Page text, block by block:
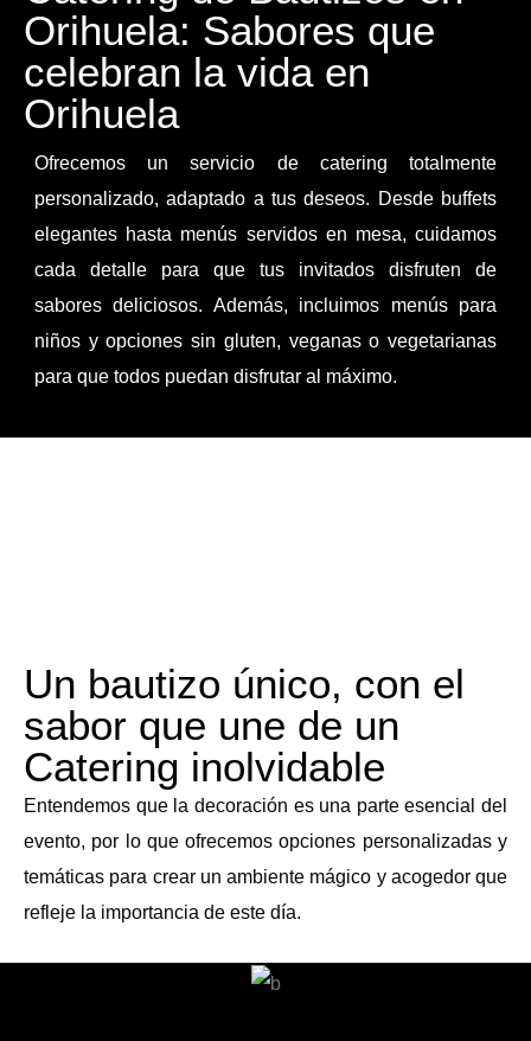
Orihuela: Sabores que
celebran la vida en
Orihuela
Ofrecemos un servicio de catering totalmente
personalizado, adaptado a tus deseos. Desde buffets
elegantes hasta menús servidos en mesa, cuidamos
cada detalle para que tus invitados disfruten de
sabores deliciosos. Además, incluimos menús para
niños y opciones sin gluten, veganas o vegetarianas
para que todos puedan disfrutar al máximo.
Un bautizo único, con el
sabor que une de un
Catering inolvidable
Entendemos que la decoración es una parte esencial del
evento, por lo que ofrecemos opciones personalizadas y
temáticas para crear un ambiente mágico y acogedor que
refleje la importancia de este día.